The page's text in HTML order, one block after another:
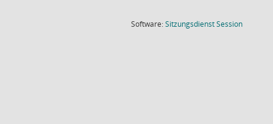
Software:SitzungsdienstSession(Wird in